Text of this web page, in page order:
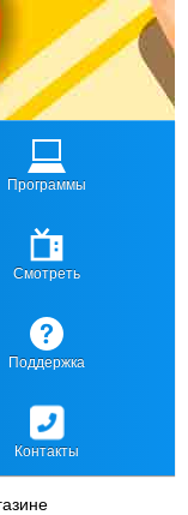
Программы
Смотреть
Поддержка
Контакты